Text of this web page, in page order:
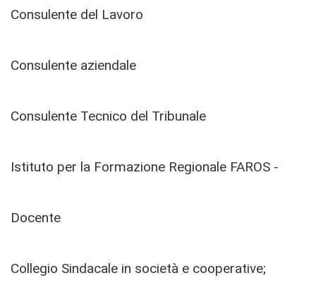
Consulente del Lavoro
Consulente aziendale
Consulente Tecnico del Tribunale
Istituto per la Formazione Regionale FAROS -
Docente
Collegio Sindacale in società e cooperative;